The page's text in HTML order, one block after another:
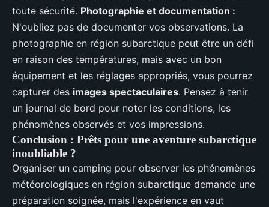
toute sécurité. Photographie et documentation :
N'oubliez pas de documenter vos observations. La
photographie en région subarctique peut être un défi
en raison des températures, mais avec un bon
équipement et les réglages appropriés, vous pourrez
capturer des images spectaculaires. Pensez à tenir
un journal de bord pour noter les conditions, les
phénomènes observés et vos impressions.
Conclusion : Prêts pour une aventure subarctique
inoubliable ?
Organiser un camping pour observer les phénomènes
météorologiques en région subarctique demande une
préparation soignée, mais l'expérience en vaut